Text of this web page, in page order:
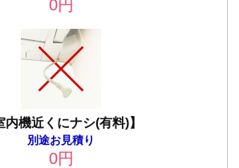
0円
内機近くにナシ(有料)】
別途お見積り
0円